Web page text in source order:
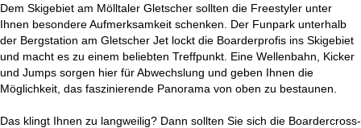
Dem Skigebiet am Mölltaler Gletscher sollten die Freestyler unter
Ihnen besondere Aufmerksamkeit schenken. Der Funpark unterhalb
der Bergstation am Gletscher Jet lockt die Boarderprofis ins Skigebiet
und macht es zu einem beliebten Treffpunkt. Eine Wellenbahn, Kicker
und Jumps sorgen hier für Abwechslung und geben Ihnen die
Möglichkeit, das faszinierende Panorama von oben zu bestaunen.
Das klingt Ihnen zu langweilig? Dann sollten Sie sich die Boardercross-